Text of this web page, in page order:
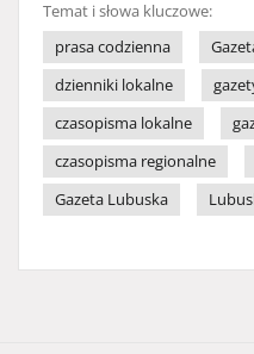
Temat i słowa kluczowe:
prasa codzienna
dzienniki lokalne
czasopisma lokalne
czasopisma regionalne
Gazeta Lubuska